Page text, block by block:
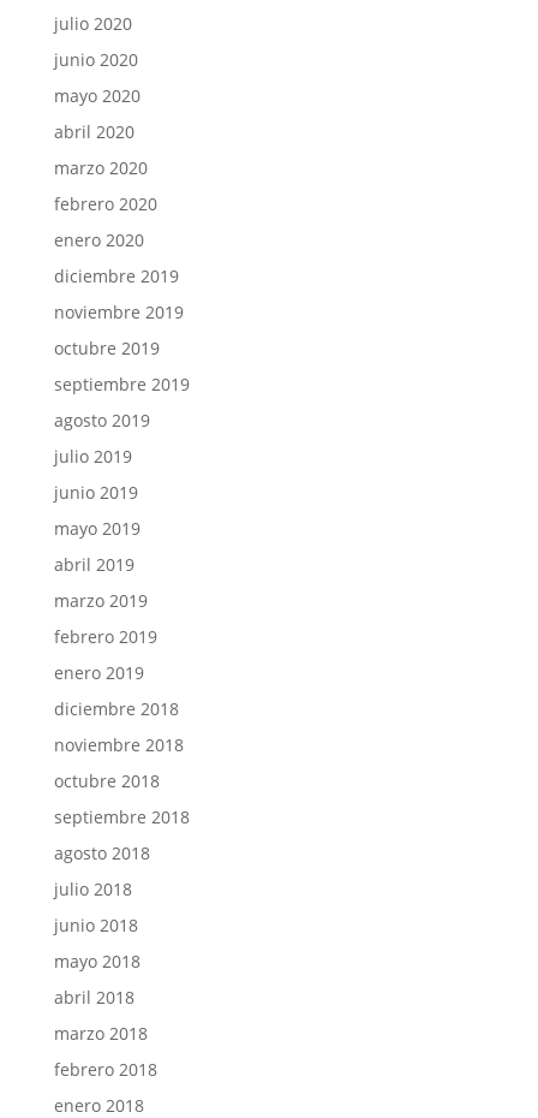
julio 2020
junio 2020
mayo 2020
abril 2020
marzo 2020
febrero 2020
enero 2020
diciembre 2019
noviembre 2019
octubre 2019
septiembre 2019
agosto 2019
julio 2019
junio 2019
mayo 2019
abril 2019
marzo 2019
febrero 2019
enero 2019
diciembre 2018
noviembre 2018
octubre 2018
septiembre 2018
agosto 2018
julio 2018
junio 2018
mayo 2018
abril 2018
marzo 2018
febrero 2018
enero 2018